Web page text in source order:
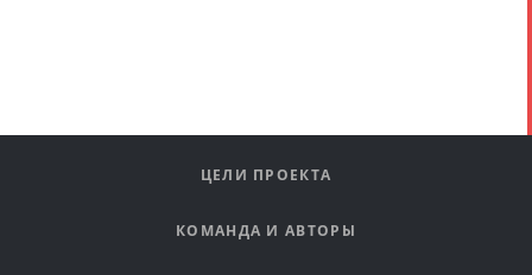
ЦЕЛИ ПРОЕКТА
КОМАНДА И АВТОРЫ